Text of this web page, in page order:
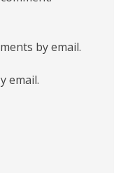
by email.
email.